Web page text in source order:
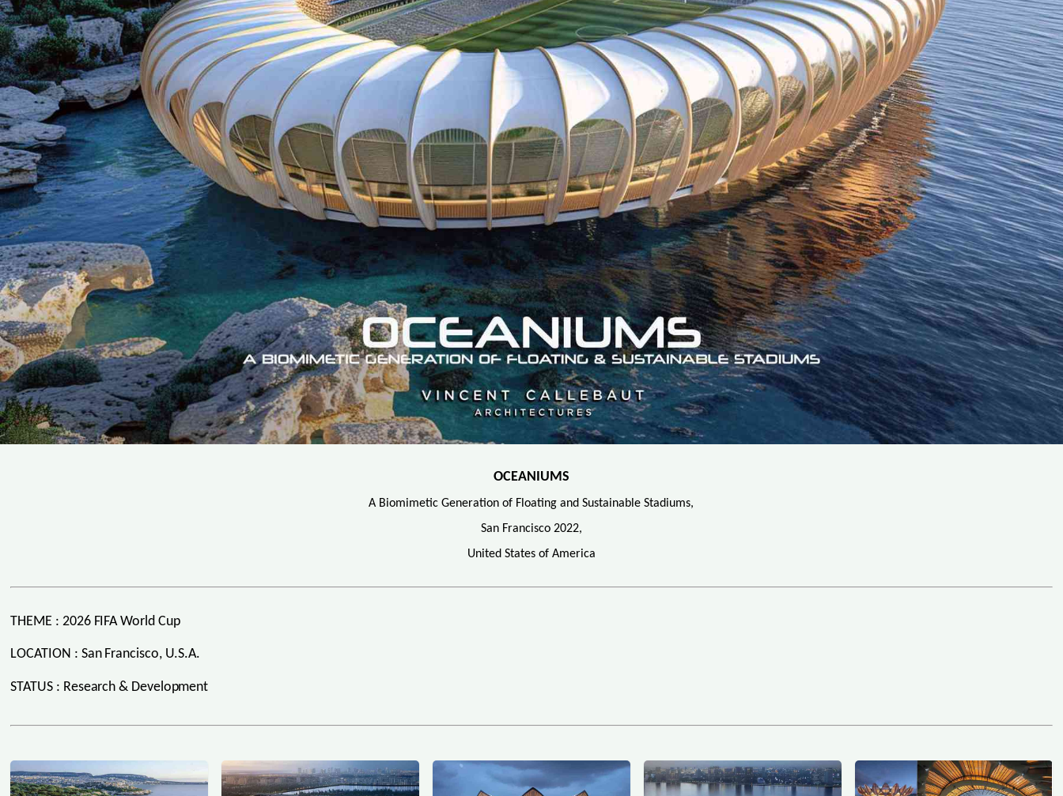
OCEANIUMS
A Biomimetic Generation of Floating and Sustainable Stadiums,
San Francisco 2022,
United States of America
THEME : 2026 FIFA World Cup
LOCATION : San Francisco, U.S.A.
STATUS : Research & Development